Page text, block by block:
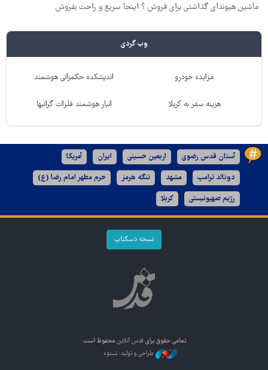
ماشین هیوندای گذاشتی برای فروش ؟ اینجا سریع و راحت بفروش
وب گردی
مزایده خودرو اندیشکده حکمرانی هوشمند
هزینه سفر به کربلا انبار هوشمند فلزات گرانبها
آستان قدس رضوی اربعین حسینی ایران آمریکا
دونالد ترامپ مشهد تنگه هرمز حرم مطهر امام رضا (ع)
رژیم صهیونیستی کربلا
نسخه دسکتاپ
تمامی حقوق برای قدس آنلاین محفوظ است.
طراحی و تولید: نستوه